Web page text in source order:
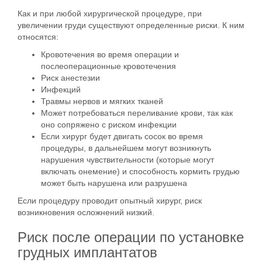
Как и при любой хирургической процедуре, при
увеличении груди существуют определенные риски. К ним
относятся:
Кровотечения во время операции и
послеоперационные кровотечения
Риск анестезии
Инфекций
Травмы нервов и мягких тканей
Может потребоваться переливание крови, так как
оно сопряжено с риском инфекции
Если хирург будет двигать сосок во время
процедуры, в дальнейшем могут возникнуть
нарушения чувствительности (которые могут
включать онемение) и способность кормить грудью
может быть нарушена или разрушена
Если процедуру проводит опытный хирург, риск
возникновения осложнений низкий.
Риск после операции по установке
грудных имплантатов